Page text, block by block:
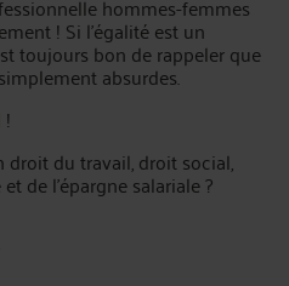
! Si l’égalité est un
toujours bon de rappeler que
absurdes.
!
du travail, droit social,
de l’épargne salariale ?